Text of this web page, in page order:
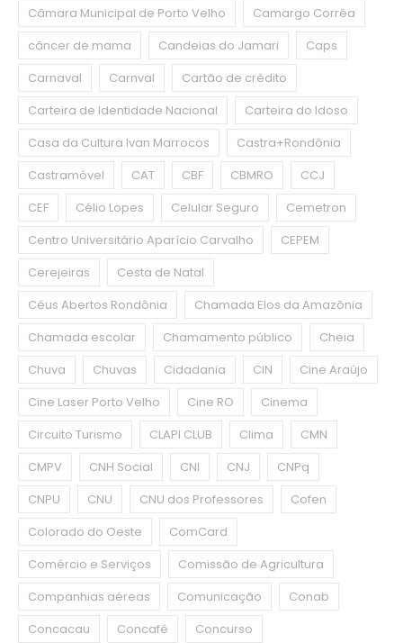
Câmara Municipal de Porto Velho
Camargo Corrêa
câncer de mama
Candeias do Jamari
Caps
Carnaval
Carnval
Cartão de crédito
Carteira de Identidade Nacional
Carteira do Idoso
Casa da Cultura Ivan Marrocos
Castra+Rondônia
Castramóvel
CAT CBF CBMRO
CCJ
CEF
Célio Lopes Celular Seguro
Cemetron
Centro Universitário Aparício Carvalho
CEPEM
Cerejeiras
Cesta de Natal
Céus Abertos Rondônia
Chamada Elos da Amazônia
Chamada escolar
Chamamento público
Cheia
Chuva
Chuvas Cidadania CIN
Cine Araújo
Cine Laser Porto Velho
Cine RO
Cinema
Circuito Turismo
CLAPI CLUB Clima
CMN
CMPV
CNH Social CNI CNJ
CNPq
CNPU
CNU CNU dos Professores
Cofen
Colorado do Oeste
ComCard
Comércio e Serviços
Comissão de Agricultura
Companhias aéreas
Comunicação
Conab
Concacau
Concafé
Concurso